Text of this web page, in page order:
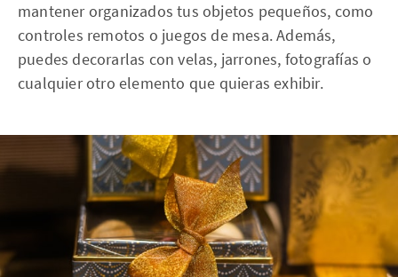
mantener organizados tus objetos pequeños, como
controles remotos o juegos de mesa. Además,
puedes decorarlas con velas, jarrones, fotografías o
cualquier otro elemento que quieras exhibir.